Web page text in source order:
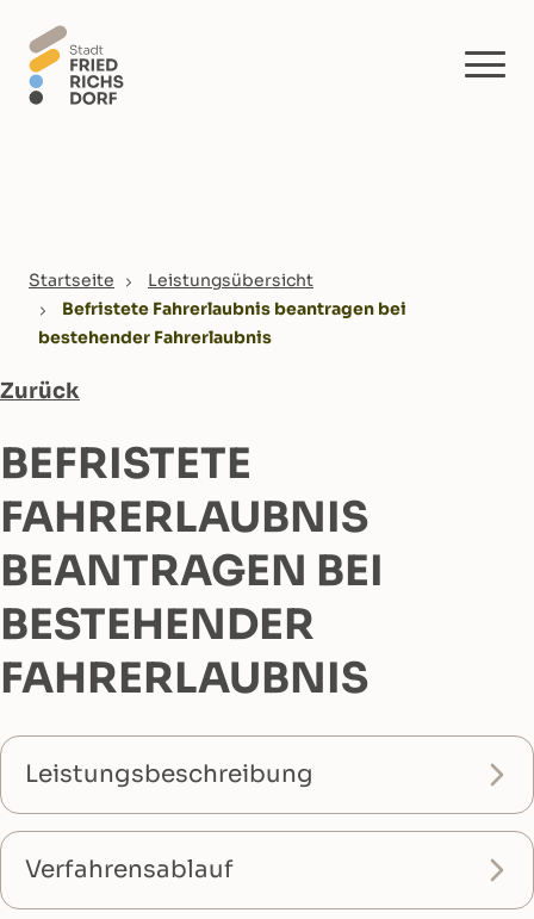
You are here:
Startseite
Leistungsübersicht
Befristete Fahrerlaubnis beantragen bei
bestehender Fahrerlaubnis
Zurück
BEFRISTETE
FAHRERLAUBNIS
BEANTRAGEN BEI
BESTEHENDER
FAHRERLAUBNIS
Leistungsbeschreibung
Verfahrensablauf